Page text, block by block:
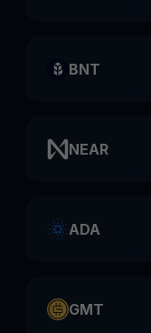
BNT
NEAR
ADA
GMT